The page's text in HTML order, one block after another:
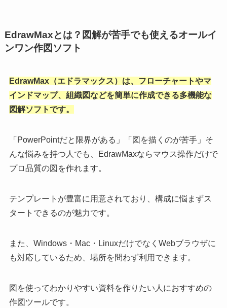
EdrawMaxとは？図解が苦手でも使えるオールイ
ンワン作図ソフト
EdrawMax（エドラマックス）は、フローチャートやマ
インドマップ、組織図などを簡単に作成できる多機能な
図解ソフトです。
「PowerPointだと限界がある」「図を描くのが苦手」そ
んな悩みを持つ人でも、EdrawMaxならマウス操作だけで
プロ品質の図を作れます。
テンプレートが豊富に用意されており、構成に悩まずス
タートできるのが魅力です。
また、Windows・Mac・LinuxだけでなくWebブラウザに
も対応しているため、場所を問わず利用できます。
図を使ってわかりやすい資料を作りたい人におすすめの
作図ツールです。